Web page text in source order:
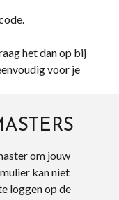
het dan op bij
voor je
om jouw
kan niet
loggen op de